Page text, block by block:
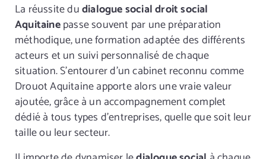
La réussite dudialogue social droit social
Aquitainepasse souvent par une préparation
méthodique, une formation adaptée des différents
acteurs et un suivi personnalisé de chaque
situation. S’entourer d’un cabinet reconnu comme
Drouot Aquitaine apporte alors une vraie valeur
ajoutée, grâce à un accompagnement complet
dédié à tous types d’entreprises, quelle que soit leur
taille ou leur secteur.